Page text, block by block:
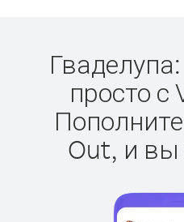
просто с
Out, и